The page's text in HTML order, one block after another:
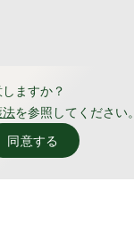
ますか？
法を参照してください。
同意する